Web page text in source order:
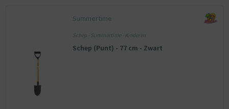
Summertime
Schep - Summertime - Kinderen
Schep (Punt) - 77 cm - Zwart